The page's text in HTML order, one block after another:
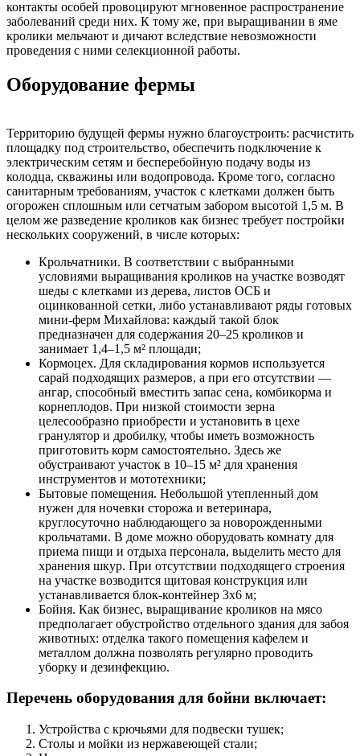
контакты особей провоцируют мгновенное распространение
заболеваний среди них. К тому же, при выращивании в яме
кролики мельчают и дичают вследствие невозможности
проведения с ними селекционной работы.
Оборудование фермы
Территорию будущей фермы нужно благоустроить: расчистить
площадку под строительство, обеспечить подключение к
электрическим сетям и бесперебойную подачу воды из
колодца, скважины или водопровода. Кроме того, согласно
санитарным требованиям, участок с клетками должен быть
огорожен сплошным или сетчатым забором высотой 1,5 м. В
целом же разведение кроликов как бизнес требует постройки
нескольких сооружений, в числе которых:
Крольчатники. В соответствии с выбранными
условиями выращивания кроликов на участке возводят
шеды с клетками из дерева, листов ОСБ и
оцинкованной сетки, либо устанавливают ряды готовых
мини-ферм Михайлова: каждый такой блок
предназначен для содержания 20–25 кроликов и
занимает 1,4–1,5 м² площади;
Кормоцех. Для складирования кормов используется
сарай подходящих размеров, а при его отсутствии —
ангар, способный вместить запас сена, комбикорма и
корнеплодов. При низкой стоимости зерна
целесообразно приобрести и установить в цехе
гранулятор и дробилку, чтобы иметь возможность
приготовить корм самостоятельно. Здесь же
обустраивают участок в 10–15 м² для хранения
инструментов и мототехники;
Бытовые помещения. Небольшой утепленный дом
нужен для ночевки сторожа и ветеринара,
круглосуточно наблюдающего за новорожденными
крольчатами. В доме можно оборудовать комнату для
приема пищи и отдыха персонала, выделить место для
хранения шкур. При отсутствии подходящего строения
на участке возводится щитовая конструкция или
устанавливается блок-контейнер 3х6 м;
Бойня. Как бизнес, выращивание кроликов на мясо
предполагает обустройство отдельного здания для забоя
животных: отделка такого помещения кафелем и
металлом должна позволять регулярно проводить
уборку и дезинфекцию.
Перечень оборудования для бойни включает:
Устройства с крючьями для подвески тушек;
Столы и мойки из нержавеющей стали;